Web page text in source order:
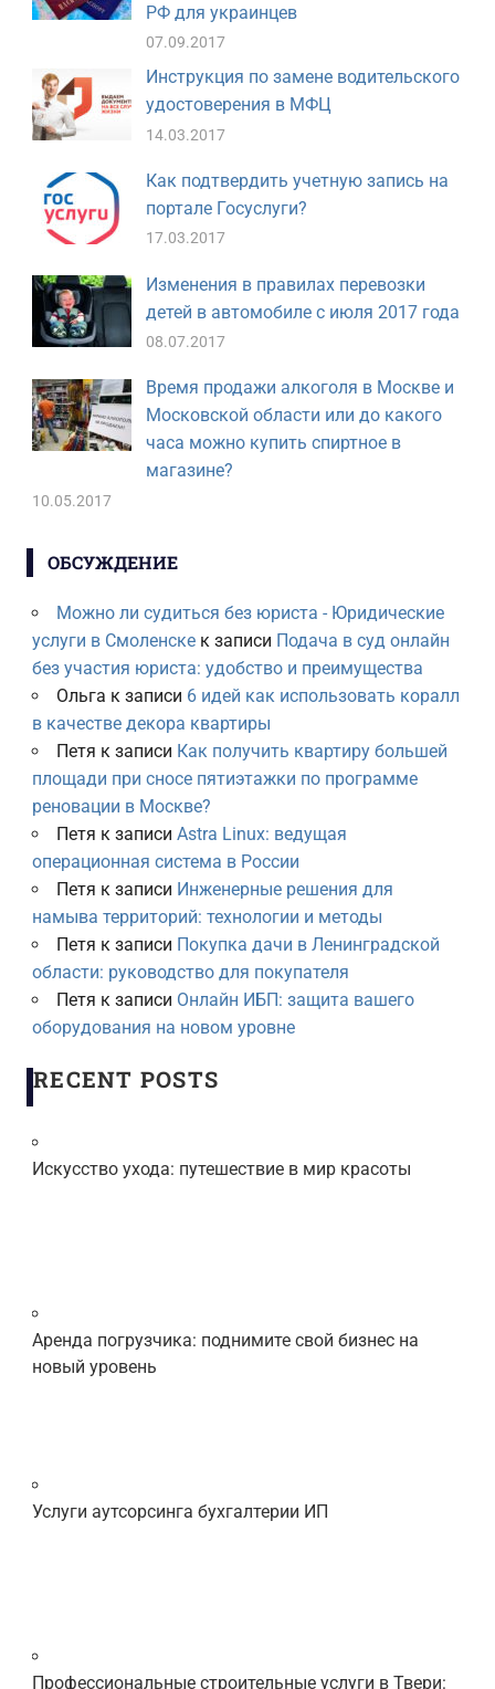
РФ для украинцев
07.09.2017
Инструкция по замене водительского
удостоверения в МФЦ
14.03.2017
Как подтвердить учетную запись на
портале Госуслуги?
17.03.2017
Изменения в правилах перевозки
детей в автомобиле с июля 2017 года
08.07.2017
Время продажи алкоголя в Москве и
Московской области или до какого
часа можно купить спиртное в
магазине?
10.05.2017
ОБСУЖДЕНИЕ
Можно ли судиться без юриста - Юридические
услуги в Смоленскек записи Подача в суд онлайн
без участия юриста: удобство и преимущества
Ольга к записи 6 идей как использовать коралл
в качестве декора квартиры
Петя к записи Как получить квартиру большей
площади при сносе пятиэтажки по программе
реновации в Москве?
Петя к записи Astra Linux: ведущая
операционная система в России
Петя к записи Инженерные решения для
намыва территорий: технологии и методы
Петя к записи Покупка дачи в Ленинградской
области: руководство для покупателя
Петя к записи Онлайн ИБП: защита вашего
оборудования на новом уровне
RECENT POSTS
Искусство ухода: путешествие в мир красоты
Аренда погрузчика: поднимите свой бизнес на
новый уровень
Услуги аутсорсинга бухгалтерии ИП
Профессиональные строительные услуги в Твери: